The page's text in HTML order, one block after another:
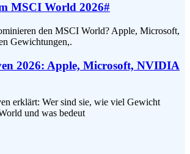
MSCI World 2026#
den MSCI World? Apple, Microsoft,
Gewichtungen,.
2026: Apple, Microsoft, NVIDIA
erklärt: Wer sind sie, wie viel Gewicht
und was bedeut